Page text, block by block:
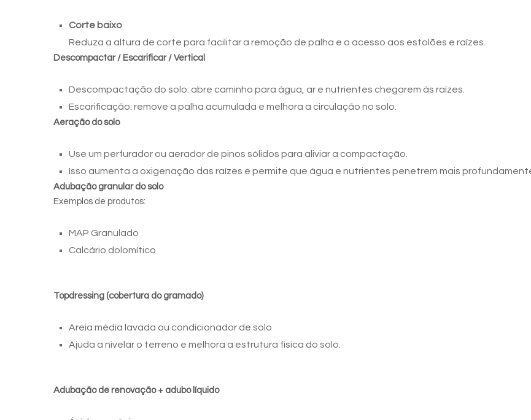
Corte baixo
Reduza a altura de corte para facilitar a remoção de palha e o acesso aos estolões e raízes.
Descompactar / Escarificar / Vertical
Descompactação do solo: abre caminho para água, ar e nutrientes chegarem às raízes.
Escarificação: remove a palha acumulada e melhora a circulação no solo.
Aeração do solo
Use um perfurador ou aerador de pinos sólidos para aliviar a compactação.
Isso aumenta a oxigenação das raízes e permite que água e nutrientes penetrem mais
Adubação granular do solo
Exemplos de produtos:
MAP Granulado
Calcário dolomítico
Topdressing (cobertura do gramado)
Areia média lavada ou condicionador de solo
Ajuda a nivelar o terreno e melhora a estrutura física do solo.
Adubação de renovação + adubo líquido